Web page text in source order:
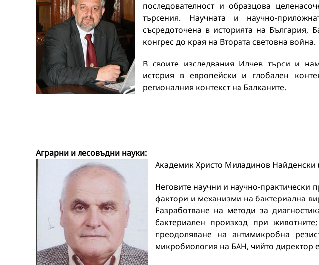
последователност и образцова
търсения. Научната и научно-
съсредоточена в историята на България,
конгрес до края на Втората световна война.
В своите изследвания Илчев търси и
история в европейски и глобален
регионалния контекст на Балканите.
Аграрни и лесовъдни науки:
Академик Христо Миладинов Найденски
Неговите научни и научно-практически
фактори и механизми на бактериална
Разработване на методи за
бактериален произход при
преодоляване на антимикробна
микробиология на БАН, чийто директор